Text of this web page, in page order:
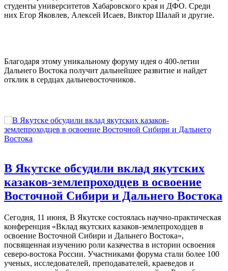
студенты университетов Хабаровского края и ДФО. Среди
них Егор Яковлев, Алексей Исаев, Виктор Шалай и другие.
Благодаря этому уникальному форуму идея о 400-летии
Дальнего Востока получит дальнейшее развитие и найдет
отклик в сердцах дальневосточников.
В Якутске обсудили вклад якутских
казаков-землепроходцев в освоение
Восточной Сибири и Дальнего Востока
Сегодня, 11 июня, В Якутске состоялась научно-практическая
конференция «Вклад якутских казаков-землепроходцев в
освоение Восточной Сибири и Дальнего Востока»,
посвященная изучению роли казачества в истории освоения
северо-востока России. Участниками форума стали более 100
ученых, исследователей, преподавателей, краеведов и